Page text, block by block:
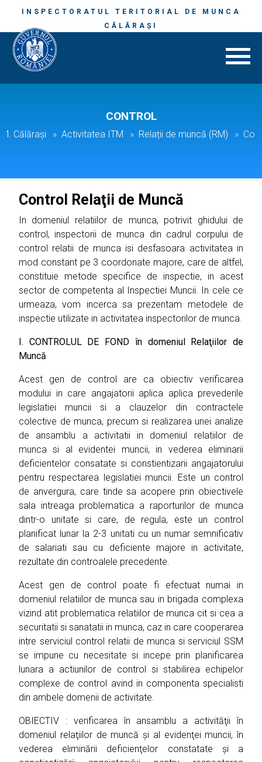
INSPECTORATUL TERITORIAL DE MUNCA
CĂLĂRAŞI
CONTROL
Călăraşi Activitatea ITM Relații de muncă (RM)
Control Relaţii de Muncă
In domeniul relatiilor de munca, potrivit ghidului de
control, inspectorii de munca din cadrul corpului de
control relatii de munca isi desfasoara activitatea in
mod constant pe 3 coordonate majore, care de altfel,
constituie metode specifice de inspectie, in acest
sector de competenta al Inspectiei Muncii. In cele ce
urmeaza, vom incerca sa prezentam metodele de
inspectie utilizate in activitatea inspectorilor de munca.
I. CONTROLUL DE FOND în domeniul Relaţiilor de
Muncă
Acest gen de control are ca obiectiv verificarea
modului in care angajatorii aplica aplica prevederile
legislatiei muncii si a clauzelor din contractele
colective de munca, precum si realizarea unei analize
de ansamblu a activitatii in domeniul relatiilor de
munca si al evidentei muncii, in vederea eliminarii
deficientelor consatate si constientizarii angajatorului
pentru respectarea legislatiei muncii. Este un control
de anvergura, care tinde sa acopere prin obiectivele
sala intreaga problematica a raporturilor de munca
dintr-o unitate si care, de regula, este un control
planificat lunar la 2-3 unitati cu un numar semnificativ
de salariati sau cu deficiente majore in activitate,
rezultate din controalele precedente.
Acest gen de control poate fi efectuat numai in
domeniul relatiilor de munca sau in brigada complexa
vizind atit problematica relatiilor de munca cit si cea a
securitatii si sanatatii in munca, caz in care cooperarea
intre serviciul control relatii de munca si serviciul SSM
se impune cu necesitate si incepe prin planificarea
lunara a actiunilor de control si stabilirea echipelor
complexe de control avind in componenta specialisti
din ambele domenii de activitate.
OBIECTIV : verificarea în ansamblu a activităţii în
domeniul relaţiilor de muncă şi al evidenţei muncii, în
vederea eliminării deficienţelor constatate şi a